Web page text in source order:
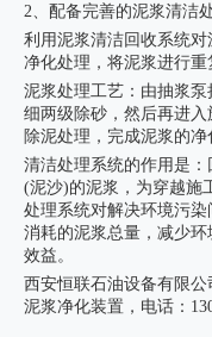
2、配备完善的泥浆清洁
利用泥浆清洁回收系统
净化处理，将泥浆进行重
泥浆处理工艺：由抽浆
细两级除砂，然后再进
除泥处理，完成泥浆的净
清洁处理系统的作用是
(泥沙)的泥浆，为穿越施
处理系统对解决环境污
消耗的泥浆总量，减少
效益。
西安恒联石油设备有限
泥浆净化装置，电话：